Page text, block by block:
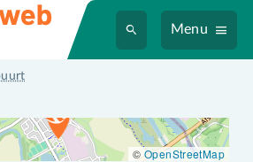
Menu
Rijswijk, de Bibliotheek CultuurPuntAltena
©OpenStreetMap